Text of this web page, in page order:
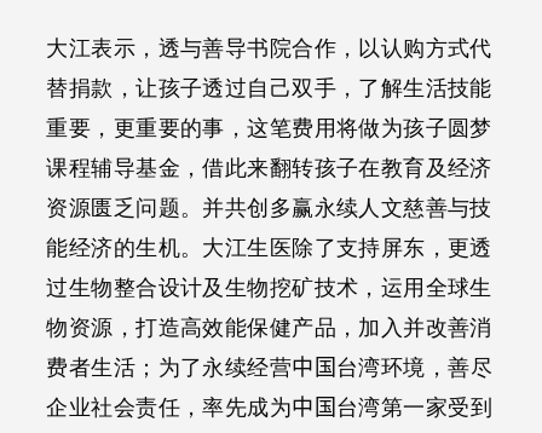
大江表示，透与善导书院合作，以认购方式代
替捐款，让孩子透过自己双手，了解生活技能
重要，更重要的事，这笔费用将做为孩子圆梦
课程辅导基金，借此来翻转孩子在教育及经济
资源匮乏问题。并共创多赢永续人文慈善与技
能经济的生机。大江生医除了支持屏东，更透
过生物整合设计及生物挖矿技术，运用全球生
物资源，打造高效能保健产品，加入并改善消
费者生活；为了永续经营中国台湾环境，善尽
企业社会责任，率先成为中国台湾第一家受到